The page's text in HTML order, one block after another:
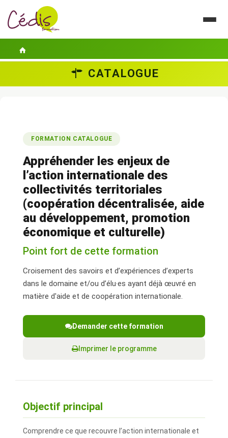
GUIDES PRATIQUES
CONTACT
ESPACE PERSONNEL
CATALOGUE
FORMATION CATALOGUE
Appréhender les enjeux de
l’action internationale des
collectivités territoriales
(coopération décentralisée, aide
au développement, promotion
économique et culturelle)
Point fort de cette formation
Croisement des savoirs et d’expériences d’experts
dans le domaine et/ou d’élu·es ayant déjà œuvré en
matière d'aide et de coopération internationale.
Demander cette formation
Imprimer le programme
Objectif principal
Comprendre ce que recouvre l’action internationale et